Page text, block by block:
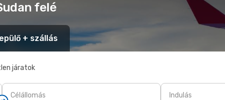
felé
+ szállás
járatok
Célállomás Indulás